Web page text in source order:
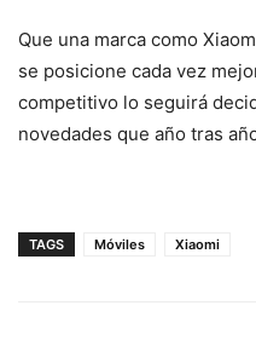
Que una marca como
se posicione cada vez
competitivo lo seguirá
novedades que año tras
TAGS Móviles Xiaomi